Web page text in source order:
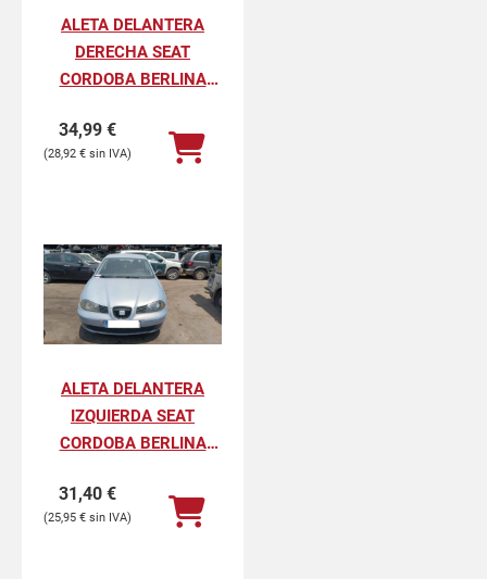
ALETA DELANTERA
DERECHA SEAT
CORDOBA BERLINA
34,99 €
28,92 €
ALETA DELANTERA
IZQUIERDA SEAT
CORDOBA BERLINA
31,40 €
25,95 €